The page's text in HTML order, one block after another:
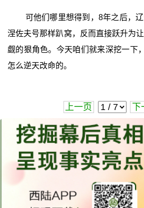
可他们哪里想得到，8年之后，
涅佐夫号那样趴窝，反而直接跃升为
觑的狠角色。今天咱们就来深挖一下
怎么逆天改命的。
上一页